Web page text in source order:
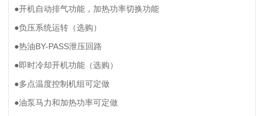
●开机自动排气功能，加热功率切换功能
●负压系统运转（选购）
●热油BY-PASS泄压回路
●即时冷却开机功能（选购）
●多点温度控制机组可定做
●油泵马力和加热功率可定做